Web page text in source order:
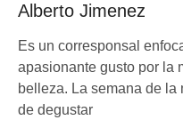
Alberto Jimenez
Es un corresponsal
apasionante gusto por la
belleza. La semana de la
de degustar